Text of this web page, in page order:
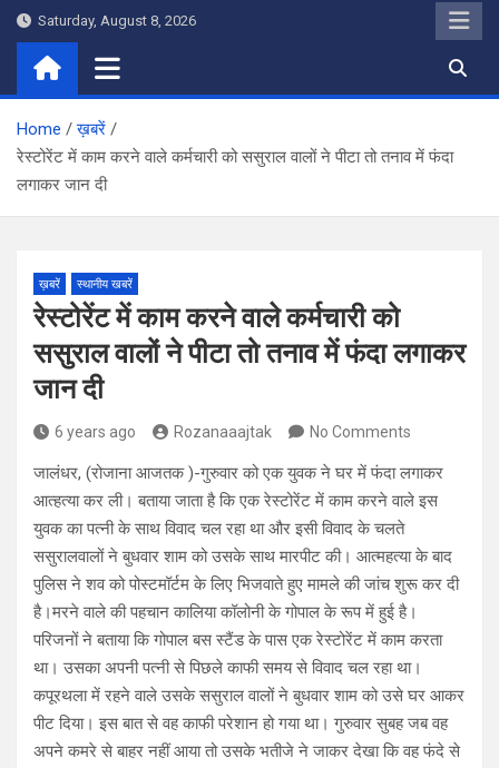
Skip
content
Saturday, August 8, 2026
Home
ख़बरें
रेस्टोरेंट में काम करने वाले कर्मचारी को ससुराल वालों ने पीटा तो तनाव में फंदा
लगाकर जान दी
ख़बरें स्थानीय खबरें
रेस्टोरेंट में काम करने वाले कर्मचारी को
ससुराल वालों ने पीटा तो तनाव में फंदा लगाकर
जान दी
6 years ago Rozanaaajtak No Comments
जालंधर, (रोजाना आजतक )-गुरुवार को एक युवक ने घर में फंदा लगाकर
आत्हत्या कर ली। बताया जाता है कि एक रेस्टोरेंट में काम करने वाले इस
युवक का पत्नी के साथ विवाद चल रहा था और इसी विवाद के चलते
ससुरालवालों ने बुधवार शाम को उसके साथ मारपीट की। आत्महत्या के बाद
पुलिस ने शव को पोस्टमॉर्टम के लिए भिजवाते हुए मामले की जांच शुरू कर दी
है।मरने वाले की पहचान कालिया कॉलोनी के गोपाल के रूप में हुई है।
परिजनों ने बताया कि गोपाल बस स्टैंड के पास एक रेस्टोरेंट में काम करता
था। उसका अपनी पत्नी से पिछले काफी समय से विवाद चल रहा था।
कपूरथला में रहने वाले उसके ससुराल वालों ने बुधवार शाम को उसे घर आकर
पीट दिया। इस बात से वह काफी परेशान हो गया था। गुरुवार सुबह जब वह
अपने कमरे से बाहर नहीं आया तो उसके भतीजे ने जाकर देखा कि वह फंदे से